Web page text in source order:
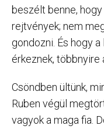
beszélt benne,
rejtvények; nem
gondozni. És hogy
érkeznek, többnyire
Csöndben ültünk,
Ruben végül
vagyok a maga fia.